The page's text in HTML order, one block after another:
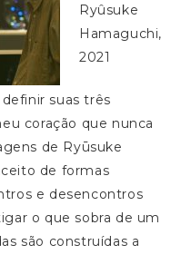
Ryûsuke
Hamaguchi,
2021
suas três
coração que nunca
de Ryūsuke
de formas
e desencontros
o que sobra de um
são construídas a